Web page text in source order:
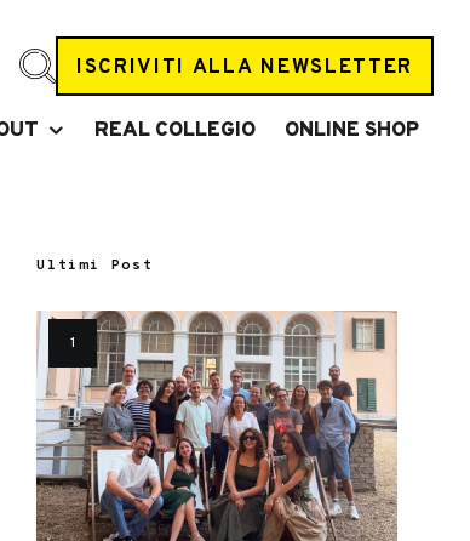
ISCRIVITI ALLA NEWSLETTER
REAL COLLEGIO ONLINE SHOP
Ultimi Post